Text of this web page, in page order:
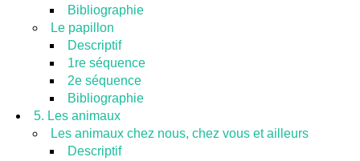
Bibliographie
Le papillon
Descriptif
1re séquence
2e séquence
Bibliographie
5. Les animaux
Les animaux chez nous, chez vous et ailleurs
Descriptif